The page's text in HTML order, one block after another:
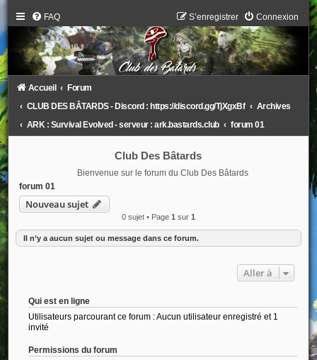
FAQ Connexion
S’enregistrer
Accueil
Forum
CLUB DES BÂTARDS - Discord : https://discord.gg/TjXgxBf
Archives
ARK : Survival Evolved - serveur : ark.bastards.club
forum 01
Club Des Bâtards
Bienvenue sur le forum du Club Des Bâtards
forum 01
Nouveau sujet
0 sujet • Page 1 sur 1
Il n’y a aucun sujet ou message dans ce forum.
Aller à
Qui est en ligne
Utilisateurs parcourant ce forum : Aucun utilisateur enregistré et 1
invité
Permissions du forum